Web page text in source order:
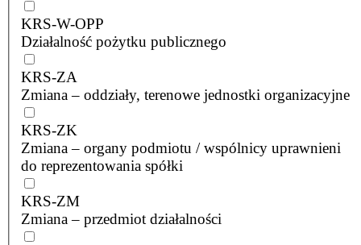
KRS-W-OPP
Działalność pożytku publicznego
KRS-ZA
Zmiana – oddziały, terenowe jednostki organizacyjne
KRS-ZK
Zmiana – organy podmiotu / wspólnicy uprawnieni
do reprezentowania spółki
KRS-ZM
Zmiana – przedmiot działalności